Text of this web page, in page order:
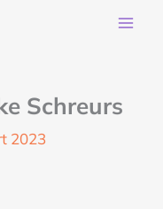
Schreurs
2023